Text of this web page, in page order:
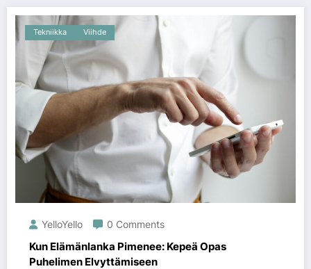
Tekniikka Viihde
YelloYello 0 Comments
Kun Elämänlanka Pimenee: Kepeä Opas
Puhelimen Elvyttämiseen